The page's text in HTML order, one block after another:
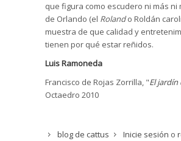
que figura como escudero ni más ni
de Orlando (el Rolando Roldán
muestra de que calidad y
tienen por qué estar reñidos.
Luis Ramoneda
Francisco de Rojas Zorrilla, "El jardín
Octaedro 2010
blog de cattus Inicie sesión o